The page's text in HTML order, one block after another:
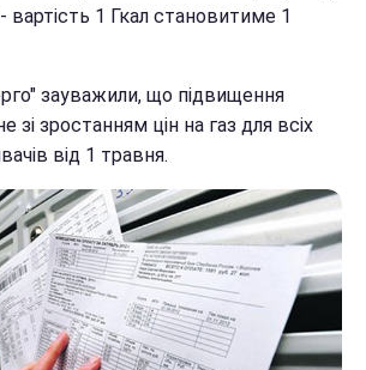
вартість 1 Гкал становитиме 1
зауважили, що підвищення
зі зростанням цін на газ для всіх
від 1 травня.